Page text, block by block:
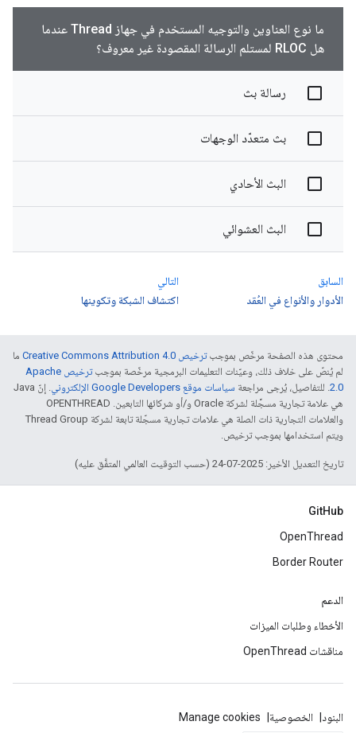
ما نوع العناوين والتوجيه المستخدم في جهاز Thread عندما
هل RLOC لمستلم الرسالة المقصودة غير معروف؟
رسالة بث
بث متعدّد الوجهات
البث الأحادي
البث العشوائي
السابق
الأدوار والأنواع في العُقد
التالي
اكتشاف الشبكة وتكوينها
محتوى هذه الصفحة مرخّص بموجبترخيص Creative Commons Attribution 4.0‏
ما
لم يُنصّ على خلاف ذلك، وعيّنات التعليمات البرمجية مرخّصة بموجب
ترخيص Apache
2.0‏ . للتفاصيل، يُرجى مراجعة سياسات موقع Google Developers الإلكتروني
. إنّ Java
هي علامة تجارية مسجَّلة لشركة Oracle و/أو شركائها التابعين. ‫OPENTHREAD
والعلامات التجارية ذات الصلة هي علامات تجارية مسجّلة تابعة لشركة Thread Group
ويتم استخدامها بموجب ترخيص.
تاريخ التعديل الأخير: 2025-07-24 (حسب التوقيت العالمي المتفَّق عليه)
GitHub
OpenThread
Border Router
الدعم
الأخطاء وطلبات الميزات
مناقشات OpenThread
البنود الخصوصية Manage cookies